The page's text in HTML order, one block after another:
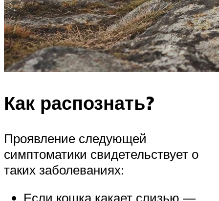
Как распознать?
Проявление следующей
симптоматики свидетельствует о
таких заболеваниях:
Если кошка какает слизью —